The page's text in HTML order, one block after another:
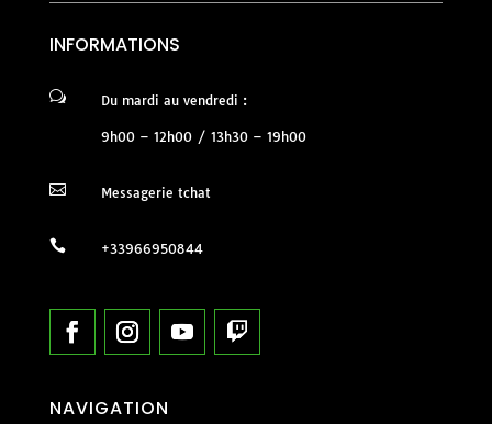
INFORMATIONS
w Du mardi au vendredi :
9h00 – 12h00 / 13h30 – 19h00
 Messagerie tchat
 +33966950844
NAVIGATION